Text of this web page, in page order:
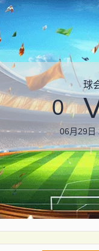
球
0
06月29日